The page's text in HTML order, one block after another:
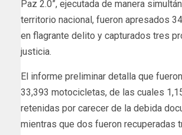
Paz 2.0”, ejecutada de manera
territorio nacional, fueron apresados
en flagrante delito y capturados tres
justicia.
El informe preliminar detalla que
33,393 motocicletas, de las cuales
retenidas por carecer de la debida
mientras que dos fueron recuperadas